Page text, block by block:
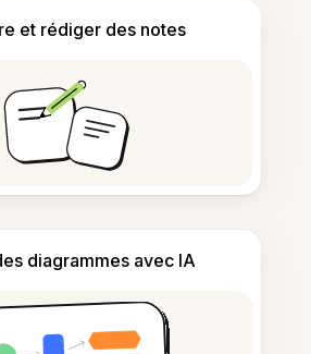
et rédiger des notes
diagrammes avec IA